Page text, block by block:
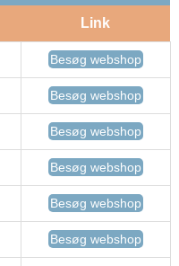
Link
Besøg webshop
Besøg webshop
Besøg webshop
Besøg webshop
Besøg webshop
Besøg webshop